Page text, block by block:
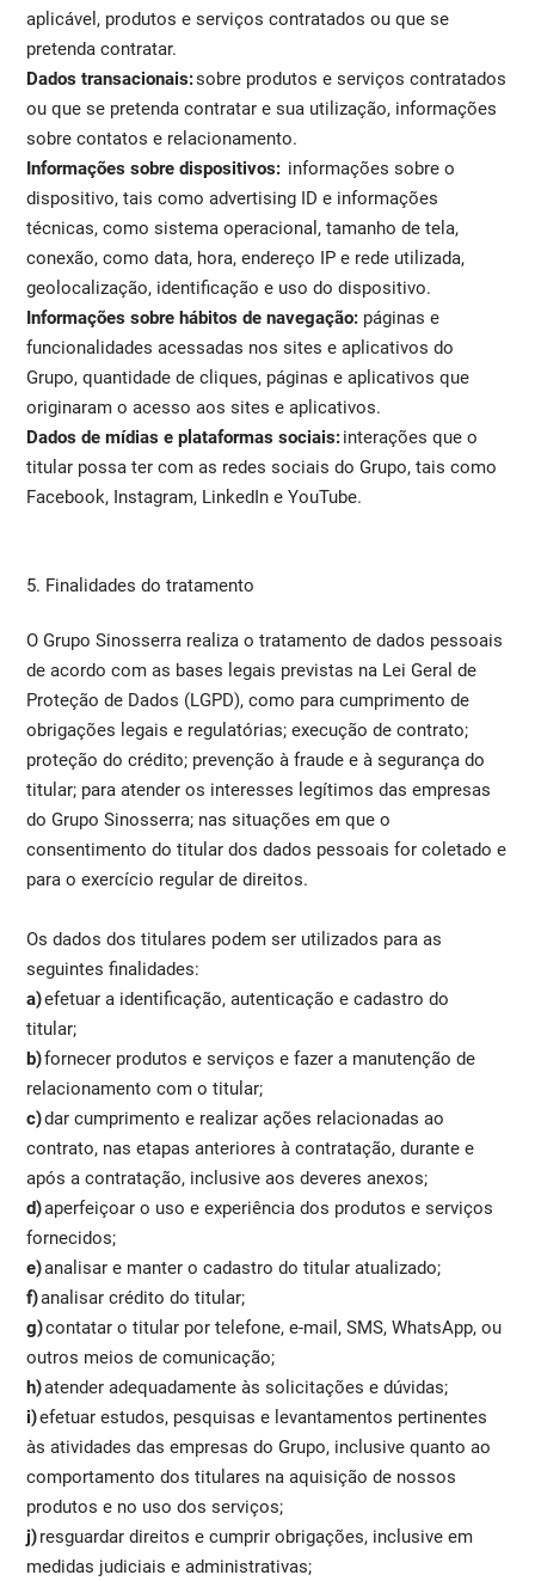
aplicável, produtos e serviços contratados ou que se
pretenda contratar.
Dados transacionais:sobre produtos e serviços contratados
ou que se pretenda contratar e sua utilização, informações
sobre contatos e relacionamento.
Informações sobre dispositivos: informações sobre o
dispositivo, tais como advertising ID e informações
técnicas, como sistema operacional, tamanho de tela,
conexão, como data, hora, endereço IP e rede utilizada,
geolocalização, identificação e uso do dispositivo.
Informações sobre hábitos de navegação: páginas e
funcionalidades acessadas nos sites e aplicativos do
Grupo, quantidade de cliques, páginas e aplicativos que
originaram o acesso aos sites e aplicativos.
Dados de mídias e plataformas sociais:interações que o
titular possa ter com as redes sociais do Grupo, tais como
Facebook, Instagram, LinkedIn e YouTube.
5. Finalidades do tratamento
O Grupo Sinosserra realiza o tratamento de dados pessoais
de acordo com as bases legais previstas na Lei Geral de
Proteção de Dados (LGPD), como para cumprimento de
obrigações legais e regulatórias; execução de contrato;
proteção do crédito; prevenção à fraude e à segurança do
titular; para atender os interesses legítimos das empresas
do Grupo Sinosserra; nas situações em que o
consentimento do titular dos dados pessoais for coletado e
para o exercício regular de direitos.
Os dados dos titulares podem ser utilizados para as
seguintes finalidades:
a)efetuar a identificação, autenticação e cadastro do
titular;
b)fornecer produtos e serviços e fazer a manutenção de
relacionamento com o titular;
c)dar cumprimento e realizar ações relacionadas ao
contrato, nas etapas anteriores à contratação, durante e
após a contratação, inclusive aos deveres anexos;
d)aperfeiçoar o uso e experiência dos produtos e serviços
fornecidos;
e)analisar e manter o cadastro do titular atualizado;
f)analisar crédito do titular;
g)contatar o titular por telefone, e-mail, SMS, WhatsApp, ou
outros meios de comunicação;
h)atender adequadamente às solicitações e dúvidas;
i)efetuar estudos, pesquisas e levantamentos pertinentes
às atividades das empresas do Grupo, inclusive quanto ao
comportamento dos titulares na aquisição de nossos
produtos e no uso dos serviços;
j)resguardar direitos e cumprir obrigações, inclusive em
medidas judiciais e administrativas;